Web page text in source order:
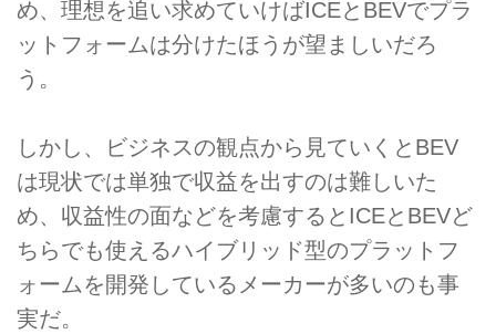
め、理想を追い求めていけばICEとBEVでプラ
ットフォームは分けたほうが望ましいだろ
う。
しかし、ビジネスの観点から見ていくとBEV
は現状では単独で収益を出すのは難しいた
め、収益性の面などを考慮するとICEとBEVど
ちらでも使えるハイブリッド型のプラットフ
ォームを開発しているメーカーが多いのも事
実だ。